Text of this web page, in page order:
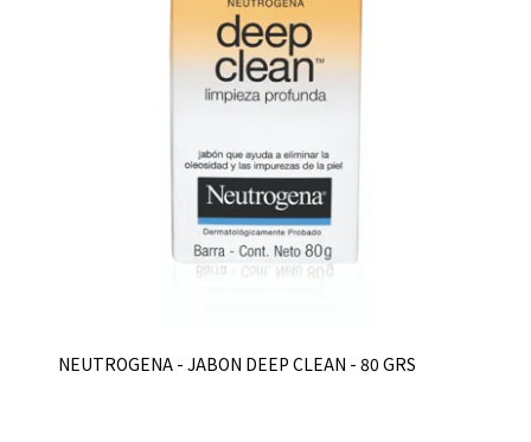
NEUTROGENA - JABON DEEP CLEAN - 80 GRS